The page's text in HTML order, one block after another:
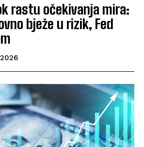
rastu očekivanja mira:
bježe u rizik, Fed